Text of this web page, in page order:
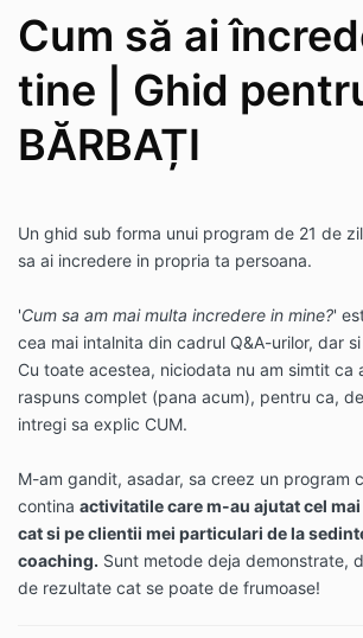
Cum să ai
tine | Ghid
BĂRBAȚI
Un ghid sub forma unui program de 21 de
sa ai incredere in propria ta persoana.
'Cum sa am mai multa incredere in mine?'
cea mai intalnita din cadrul Q&A-urilor, dar
Cu toate acestea, niciodata nu am simtit ca
raspuns complet (pana acum), pentru ca,
intregi sa explic CUM.
M-am gandit, asadar, sa creez un program
contina activitatile care m-au ajutat cel
cat si pe clientii mei particulari de la
coaching. Sunt metode deja demonstrate,
de rezultate cat se poate de frumoase!